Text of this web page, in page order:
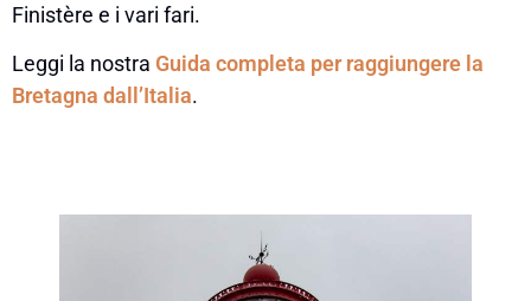
Finistère e i vari fari.
Leggi la nostra Guida completa per raggiungere la
Bretagna dall’Italia.